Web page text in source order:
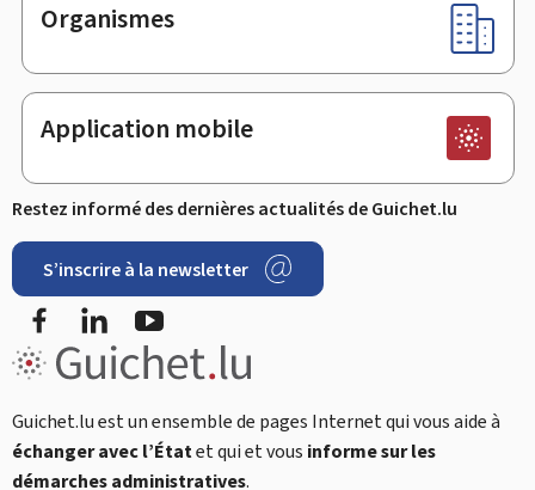
Organismes
Application mobile
Restez informé des dernières actualités de Guichet.lu
S’inscrire à la newsletter
FacebookLinkedIn
Guichet.lu est un ensemble de pages Internet qui vous aide à
échanger avec l’Étatet qui et vous informe sur les
démarches administratives.